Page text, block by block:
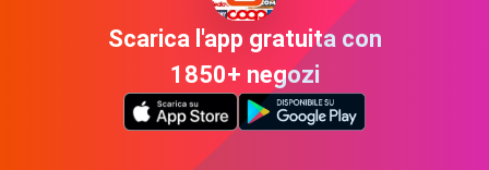
Scarica l'app gratuita con
1850+ negozi